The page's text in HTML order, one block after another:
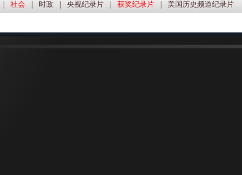
社会 时政 央视纪录片 获奖纪录片 美国历史频道纪录片